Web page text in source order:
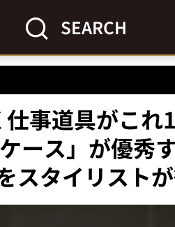
SEARCH
事道具がこれ
ース」が優秀
スタイリスト